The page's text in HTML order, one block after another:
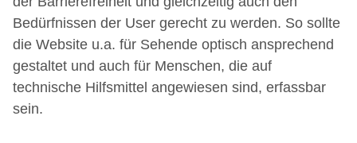
Bedürfnissen der User gerecht zu werden. So sollte
die Website u.a. für Sehende optisch ansprechend
gestaltet und auch für Menschen, die auf
technische Hilfsmittel angewiesen sind, erfassbar
sein.